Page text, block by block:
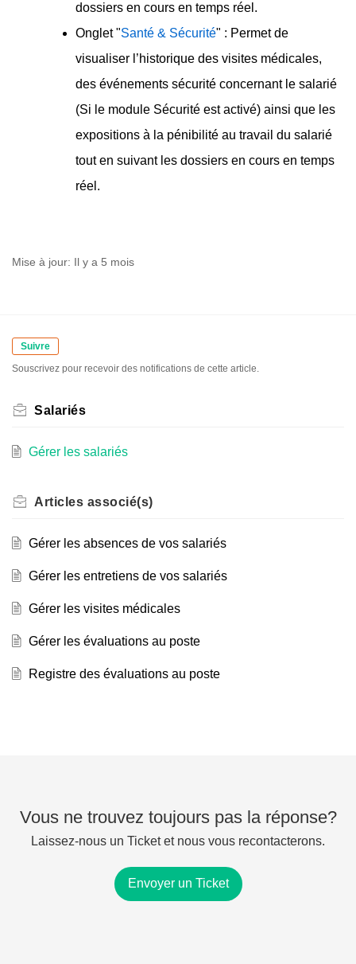
dossiers en cours en temps réel.
Onglet "Santé & Sécurité" : Permet de
visualiser l’historique des visites médicales,
des événements sécurité concernant le salarié
(Si le module Sécurité est activé) ainsi que les
expositions à la pénibilité au travail du salarié
tout en suivant les dossiers en cours en temps
réel.
Mise à jour: Il y a 5 mois
Suivre
Souscrivez pour recevoir des notifications de cette article.
Salariés
Gérer les salariés
Articles associé(s)
Gérer les absences de vos salariés
Gérer les entretiens de vos salariés
Gérer les visites médicales
Gérer les évaluations au poste
Registre des évaluations au poste
Vous ne trouvez toujours pas la réponse?
Laissez-nous un Ticket et nous vous recontacterons.
Envoyer un Ticket